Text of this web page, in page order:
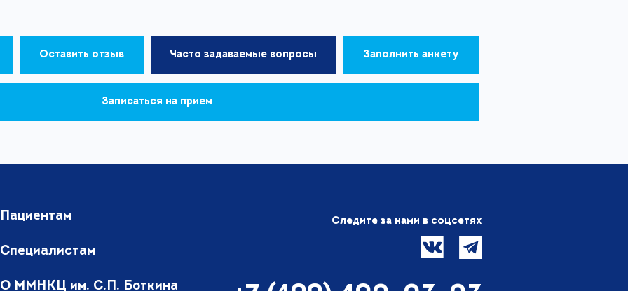
Оставить отзыв Часто задаваемые вопросы Заполнить анкету
Записаться на прием
Пациентам
Специалистам
О ММНКЦ им. С.П. Боткина
Следите за нами в соцсетях